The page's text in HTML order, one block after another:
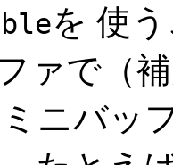
を 使
ァで（
ニバッ